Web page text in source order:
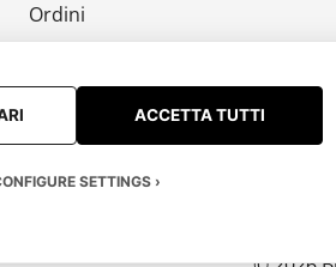
Ordini
ACCETTA TUTTI
SETTINGS